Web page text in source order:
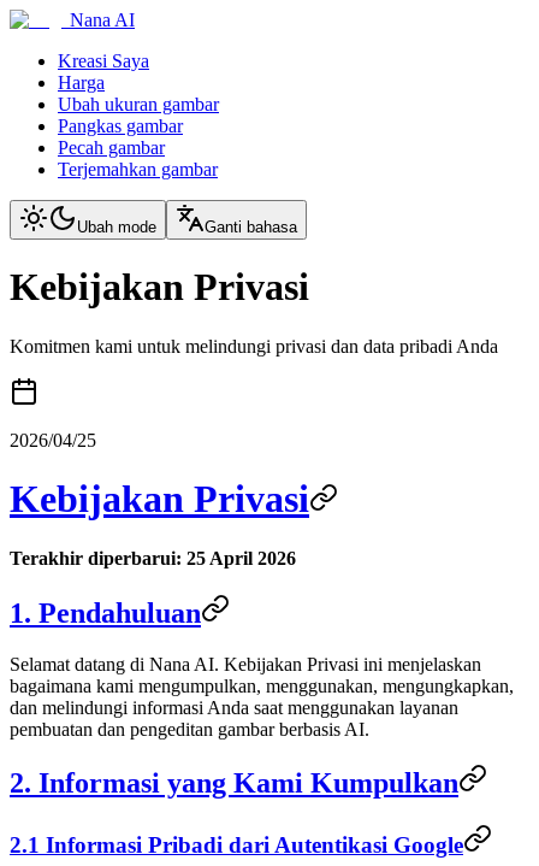
Nana AI
Kreasi Saya
Harga
Ubah ukuran gambar
Pangkas gambar
Pecah gambar
Terjemahkan gambar
Ubah mode Ganti bahasa
Kebijakan Privasi
Komitmen kami untuk melindungi privasi dan data pribadi Anda
2026/04/25
Kebijakan Privasi
Terakhir diperbarui: 25 April 2026
1. Pendahuluan
Selamat datang di Nana AI. Kebijakan Privasi ini menjelaskan
bagaimana kami mengumpulkan, menggunakan, mengungkapkan,
dan melindungi informasi Anda saat menggunakan layanan
pembuatan dan pengeditan gambar berbasis AI.
2. Informasi yang Kami Kumpulkan
2.1 Informasi Pribadi dari Autentikasi Google